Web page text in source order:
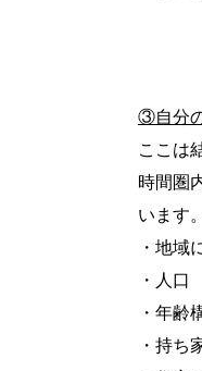
③自分
ここは
時間圏
います
・地域
・人口
・年齢
・持ち